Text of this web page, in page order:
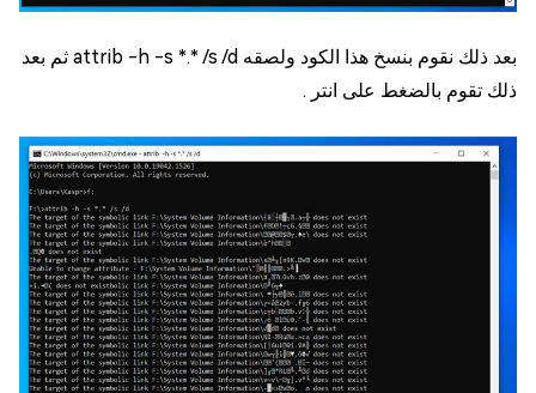
بعد ذلك نقوم بنسخ هذا الكود ولصقه attrib -h -s *.* /s /d ثم بعد
ذلك تقوم بالضغط على انتر .